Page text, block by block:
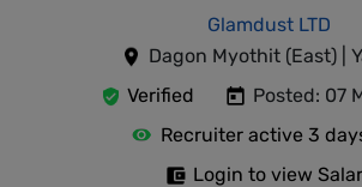
Glamdust LTD
Dagon Myothit (East) |
Verified
Posted: 07
Recruiter active 3
Login to view